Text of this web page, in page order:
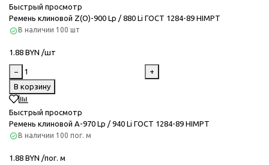
Быстрый просмотр
Ремень клиновой Z(O)-900 Lp / 880 Li ГОСТ 1284-89 HIMPT
В наличии 100 шт
1.88 BYN /шт
−
+
В корзину
Быстрый просмотр
Ремень клиновой А-970 Lp / 940 Li ГОСТ 1284-89 HIMPT
В наличии 100 пог. м
1.88 BYN /пог. м